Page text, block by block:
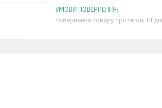
повернення товару протягом 14